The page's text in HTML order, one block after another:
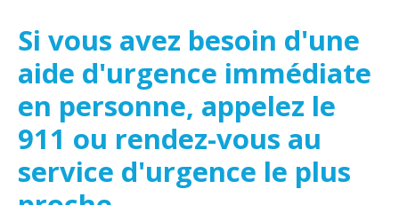
Si vous avez besoin d'une
aide d'urgence immédiate
en personne, appelez le
911 ou rendez-vous au
service d'urgence le plus